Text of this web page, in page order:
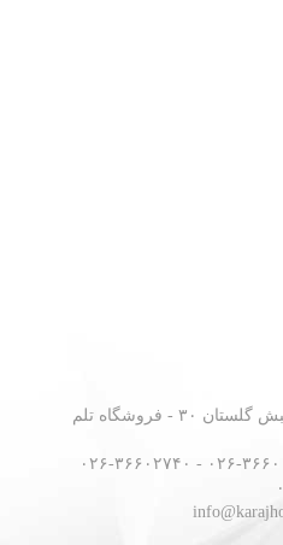
کرج - جاده فردیس - نبش گلستان ۳۰ - فروشگاه تلم